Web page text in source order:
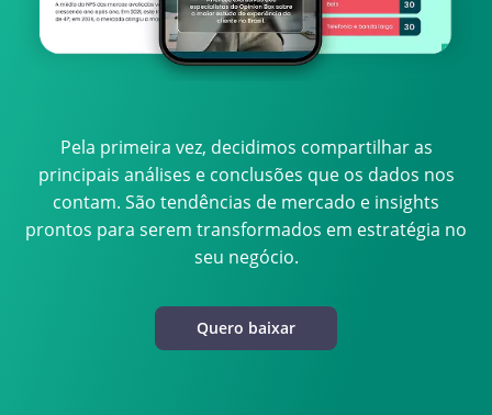
Pela primeira vez, decidimos compartilhar as
principais análises e conclusões que os dados nos
contam. São tendências de mercado e insights
prontos para serem transformados em estratégia no
seu negócio.
Quero baixar